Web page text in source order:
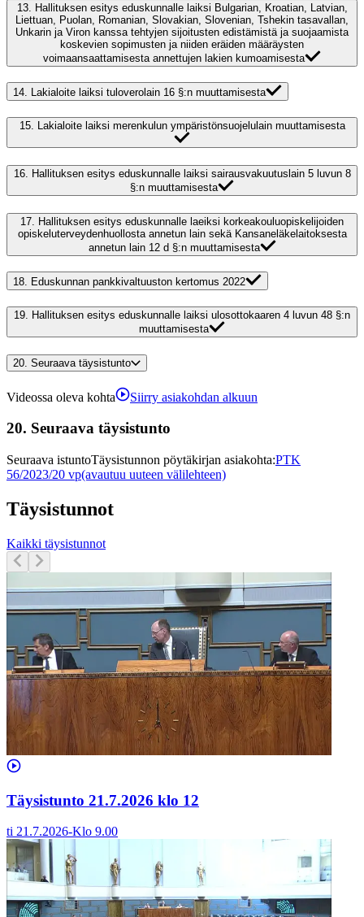
13.
Hallituksen esitys eduskunnalle laiksi Bulgarian, Kroatian, Latvian,
Liettuan, Puolan, Romanian, Slovakian, Slovenian, Tshekin tasavallan,
Unkarin ja Viron kanssa tehtyjen sijoitusten edistämistä ja suojaamista
koskevien sopimusten ja niiden eräiden määräysten
voimaansaattamisesta annettujen lakien kumoamisesta
14. Lakialoite laiksi tuloverolain 16 §:n muuttamisesta
15. Lakialoite laiksi merenkulun ympäristönsuojelulain muuttamisesta
16. Hallituksen esitys eduskunnalle laiksi sairausvakuutuslain 5 luvun 8
§:n muuttamisesta
17.
Hallituksen esitys eduskunnalle laeiksi korkeakouluopiskelijoiden
opiskeluterveydenhuollosta annetun lain sekä Kansaneläkelaitoksesta
annetun lain 12 d §:n muuttamisesta
18. Eduskunnan pankkivaltuuston kertomus 2022
19. Hallituksen esitys eduskunnalle laiksi ulosottokaaren 4 luvun 48 §:n
muuttamisesta
20. Seuraava täysistunto
Videossa oleva kohta Siirry asiakohdan alkuun
20. Seuraava täysistunto
Seuraava istuntoTäysistunnon pöytäkirjan asiakohta:PTK
56/2023/20 vp(avautuu uuteen välilehteen)
Täysistunnot
Kaikki täysistunnot
Täysistunto 21.7.2026 klo 12
ti 21.7.2026-Klo 9.00